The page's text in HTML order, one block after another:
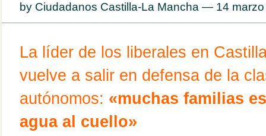
by Ciudadanos Castilla-La Mancha — 14
La líder de los liberales en
vuelve a salir en defensa de la
autónomos: «muchas familias
agua al cuello»